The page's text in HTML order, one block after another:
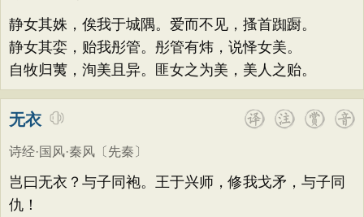
静女其姝，俟我于城隅。爱而不见，搔首踟蹰。
静女其娈，贻我彤管。彤管有炜，说怿女美。
自牧归荑，洵美且异。匪女之为美，美人之贻。
无衣
诗经·国风·秦风 〔先秦〕
岂曰无衣？与子同袍。王于兴师，修我戈矛，与子同
仇！